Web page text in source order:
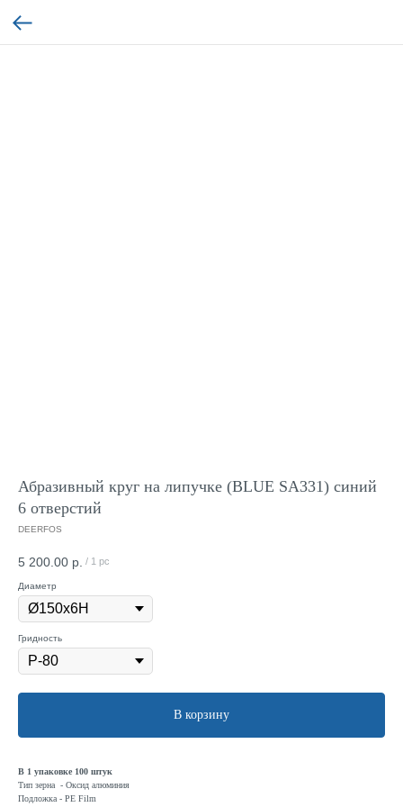
Абразивный круг на липучке (BLUE SA331) синий
6 отверстий
DEERFOS
5 200.00 р. / 1 pc
Диаметр
Гридность
В корзину
В 1 упаковке 100 штук
Тип зерна - Оксид алюминия
Подложка - PE Film